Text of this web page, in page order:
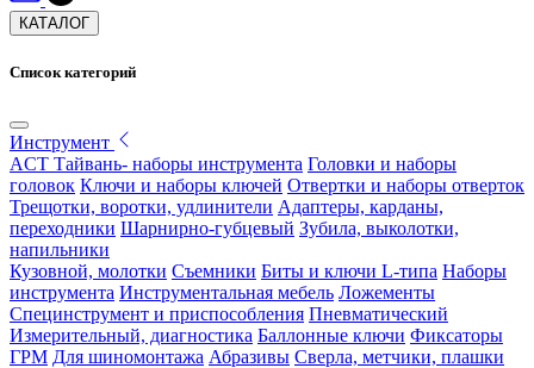
КАТАЛОГ
Список категорий
Инструмент
ACT Тайвань- наборы инструмента Головки и наборы
головок Ключи и наборы ключей Отвертки и наборы отверток
Трещотки, воротки, удлинители Адаптеры, карданы,
переходники Шарнирно-губцевый Зубила, выколотки,
напильники
Кузовной, молотки Съемники Биты и ключи L-типа Наборы
инструмента Инструментальная мебель Ложементы
Специнструмент и приспособления Пневматический
Измерительный, диагностика Баллонные ключи Фиксаторы
ГРМ Для шиномонтажа Абразивы Сверла, метчики, плашки